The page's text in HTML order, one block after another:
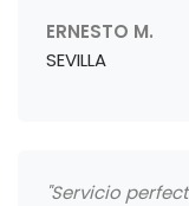
ERNESTO M.
SEVILLA
"Servicio